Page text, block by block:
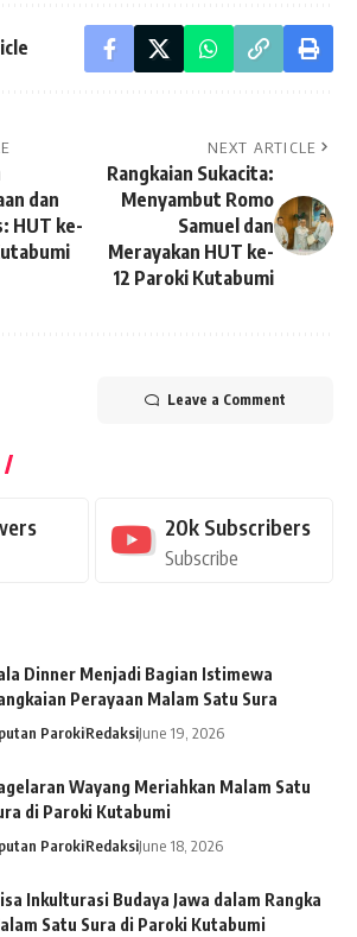
dan
HUT ke-
NEXT ARTICLE
Rangkaian Sukacita:
Menyambut Romo
Samuel dan
Merayakan HUT ke-
12 Paroki Kutabumi
Leave a Comment
20k Subscribers
Subscribe
Dinner Menjadi Bagian Istimewa
Perayaan Malam Satu Sura
ParokiRedaksiJune 19, 2026
Wayang Meriahkan Malam Satu
di Paroki Kutabumi
ParokiRedaksiJune 18, 2026
Inkulturasi Budaya Jawa dalam Rangka
Satu Sura di Paroki Kutabumi